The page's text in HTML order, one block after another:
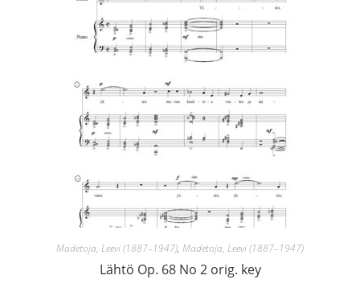
Madetoja, Leevi (1887–1947), Madetoja, Leevi (1887–1947)
Lähtö Op. 68 No 2 orig. key